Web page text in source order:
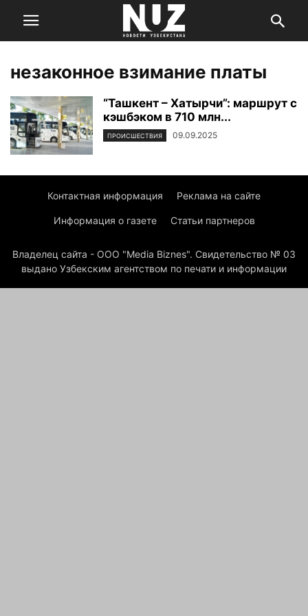
незаконное взимание платы
“Ташкент – Хатырчи”: маршрут с
кэшбэком в 710 млн...
ПРОИСШЕСТВИЯ 09.09.2025
Контактная информация Реклама на сайте
Информация о газете Статьи партнеров
Владелец сайта - ООО "Media Biznes". Свидетельство № 03
выдано Узбекским агентством по печати и информации